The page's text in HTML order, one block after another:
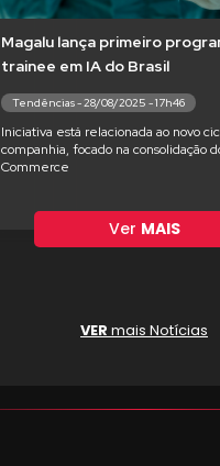
Magalu lança primeiro
trainee em IA do Brasil
Tendências - 28/08/2025 - 17h46
Iniciativa está relacionada ao novo
companhia, focado na consolidação
Commerce
Ver MAIS
VER mais Notícias